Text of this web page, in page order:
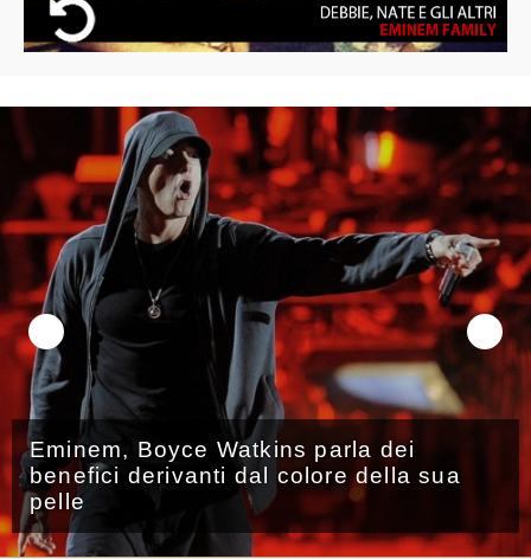
Eminem, Boyce Watkins parla dei
benefici derivanti dal colore della sua
pelle